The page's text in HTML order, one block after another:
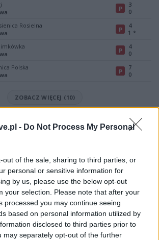
- Do Not Process My Personal
out of the sale, sharing to third parties, or
personal or sensitive information for
by us, please use the below opt-out
your selection. Please note that after your
processed you may continue seeing
based on personal information utilized by
disclosed to third parties prior to
may separately opt-out of the further
P
3
0
Rosielna
P
4
1 *
P
4
0
Polska
P
7
0
ZOBACZ WIĘCEJ (10)
Iskra Iskrzynia i LKS Golcowarozegrane zostanie
znajdziesz
wynik meczu, strzelców
statystyki i informacje o przebiegu
źródło danych dla kibiców i pasjonatów
aktualnie nie widzisz tutaj danych z pewnością
je uzupełnić.
vs LKS Golcowa
automatycznie publikujemyoficjalny wynik
meczowe, jeśli są dostępne.